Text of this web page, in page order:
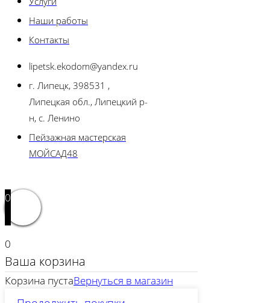
Наши работы
Контакты
lipetsk.ekodom@yandex.ru
г. Липецк, 398531 ,
Липецкая обл., Липецкий р-
н, с. Ленино
Пейзажная мастерская
МОЙСАД48
0
0
Ваша корзина
Корзина пустаВернуться в магазин